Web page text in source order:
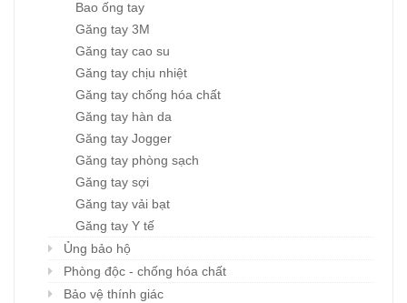
Bao ống tay
Găng tay 3M
Găng tay cao su
Găng tay chịu nhiệt
Găng tay chống hóa chất
Găng tay hàn da
Găng tay Jogger
Găng tay phòng sạch
Găng tay sợi
Găng tay vải bạt
Găng tay Y tế
Ủng bảo hộ
Phòng độc - chống hóa chất
Bảo vệ thính giác